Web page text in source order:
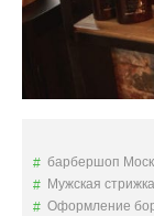
Ы
Е
барбершоп
Мужская стрижка
Оформление